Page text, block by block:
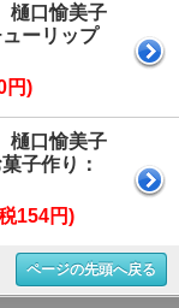
樋口愉美子
ーリップ
円)
樋口愉美子
子作り：
154円)
ページの先頭へ戻る